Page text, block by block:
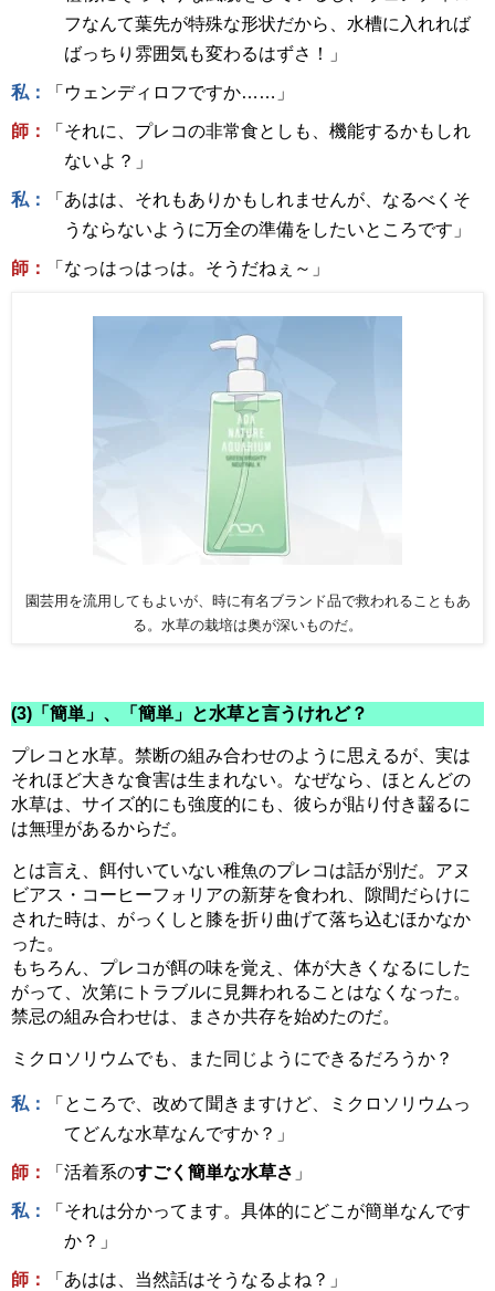
フなんて葉先が特殊な形状だから、水槽に入れれば
ばっちり雰囲気も変わるはずさ！」
私： 「ウェンディロフですか……」
師：
「それに、プレコの非常食としも、機能するかもしれ
ないよ？」
私：
「あはは、それもありかもしれませんが、なるべくそ
うならないように万全の準備をしたいところです」
師： 「なっはっはっは。そうだねぇ～」
園芸用を流用してもよいが、時に有名ブランド品で救われることもあ
る。水草の栽培は奥が深いものだ。
(3)「簡単」、「簡単」と水草と言うけれど？
プレコと水草。禁断の組み合わせのように思えるが、実は
それほど大きな食害は生まれない。なぜなら、ほとんどの
水草は、サイズ的にも強度的にも、彼らが貼り付き齧るに
は無理があるからだ。
とは言え、餌付いていない稚魚のプレコは話が別だ。アヌ
ビアス・コーヒーフォリアの新芽を食われ、隙間だらけに
された時は、がっくしと膝を折り曲げて落ち込むほかなか
った。
もちろん、プレコが餌の味を覚え、体が大きくなるにした
がって、次第にトラブルに見舞われることはなくなった。
禁忌の組み合わせは、まさか共存を始めたのだ。
ミクロソリウムでも、また同じようにできるだろうか？
私：
「ところで、改めて聞きますけど、ミクロソリウムっ
てどんな水草なんですか？」
師： 「活着系のすごく簡単な水草さ 」
私：
「それは分かってます。具体的にどこが簡単なんです
か？」
師： 「あはは、当然話はそうなるよね？」